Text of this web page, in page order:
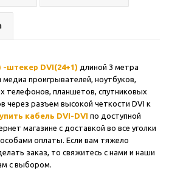
штекер DVI(24+1) длиной 3 метра
проигрывателей, ноутбуков,
телефонов, планшетов, спутниковых
через разъем высокой четкости DVI к
кабель DVI-DVI по доступной
магазине с доставкой во все уголки
оплаты. Если вам тяжело
заказ, то свяжитесь с нами и наши
с выбором.